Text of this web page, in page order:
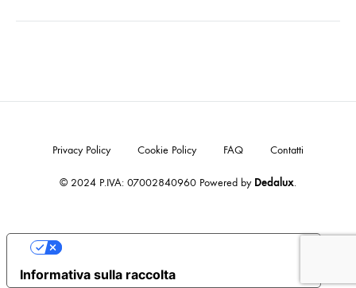
© 2024 P.IVA: 07002840960 Powered by Dedalux.
Privacy Policy Cookie Policy FAQ Contatti
Informativa sulla raccolta
Le tue preferenze relative alla privacy